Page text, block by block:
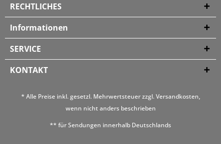
RECHTLICHES
Informationen
SERVICE
KONTAKT
* Alle Preise inkl. gesetzl. Mehrwertsteuer zzgl.Versandkosten,
wenn nicht anders beschrieben
** für Sendungen innerhalb Deutschlands